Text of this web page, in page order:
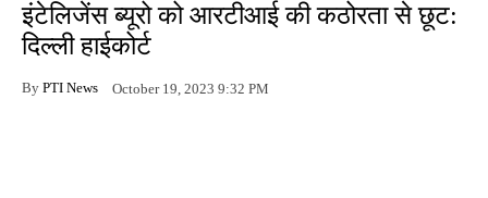
इंटेलिजेंस ब्यूरो को आरटीआई की कठोरता से छूट:
दिल्ली हाईकोर्ट
By PTI News October 19, 2023 9:32 PM